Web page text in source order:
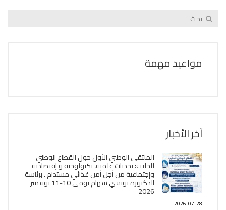
مواعيد مهمة
آخر الأخبار
الملتقى الوطني الأول حول القطاع الوطني
للحليب: تحديات علمية، تكنولوجية و إقتصادية
وإجتماعية من أجل أمن غذائي مستدام . برئاسة
الدكتورة نويشي سهام يومي 10-11 نوفمبر
2026
2026-07-28